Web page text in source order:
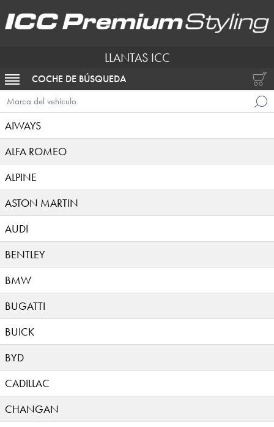
LLANTAS ICC
ACTIVAR NAVEGACIÓN
COCHE DE BÚSQUEDA
Marca del vehículo
AIWAYS
ALFA ROMEO
ALPINE
ASTON MARTIN
AUDI
BENTLEY
BMW
BUGATTI
BUICK
BYD
CADILLAC
CHANGAN